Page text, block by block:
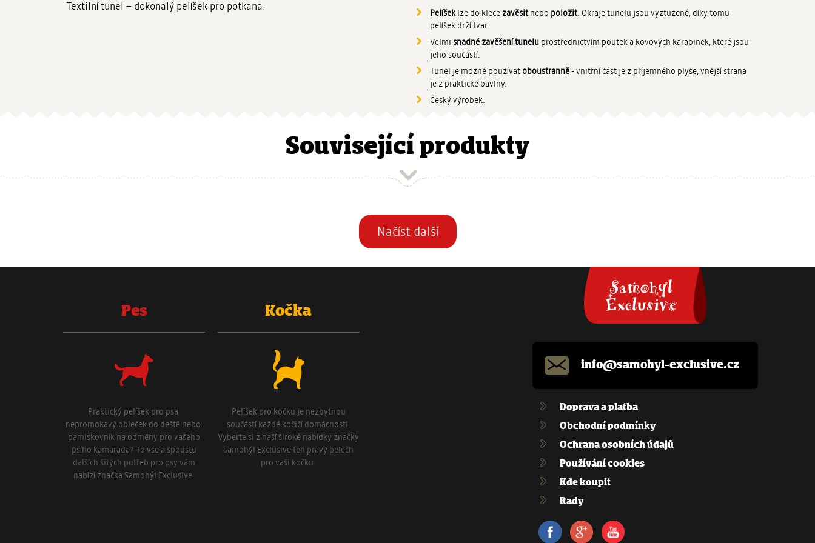
Textilní tunel – dokonalý pelíšek pro potkana.
Pelíšeklze do klece zavěsitnebo položit. Okraje tunelu jsou vyztužené, díky tomu
pelíšek drží tvar.
Velmi snadné zavěšení tunelu prostřednictvím poutek a kovových karabinek, které jsou
jeho součástí.
Tunel je možné používat oboustranně- vnitřní část je z příjemného plyše, vnější strana
je z praktické bavlny.
Český výrobek.
Související produkty
Stránkování
Načíst další
Pes
Praktický pelíšek pro psa,
nepromokavý obleček do deště nebo
pamlskovník na odměny pro vašeho
psího kamaráda? To vše a spoustu
dalších šitých potřeb pro psy vám
nabízí značka Samohýl Exclusive.
Kočka
Pelíšek pro kočku je nezbytnou
součástí každé kočičí domácnosti.
Vyberte si z naší široké nabídky značky
Samohýl Exclusive ten pravý pelech
pro vaši kočku.
info@samohyl-exclusive.cz
Doprava a platba
Obchodní podmínky
Ochrana osobních údajů
Používání cookies
Kde koupit
Rady
FacebookGoogle+